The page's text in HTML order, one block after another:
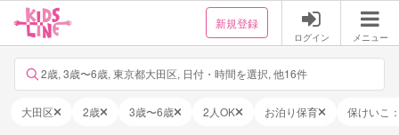
新規登録
ログイン メニュー
2歳, 3歳〜6歳, 東京都大田区, 日付・時間を選択, 他16件
大田区 2歳 3歳〜6歳 2人OK お泊り保育 保けいこ